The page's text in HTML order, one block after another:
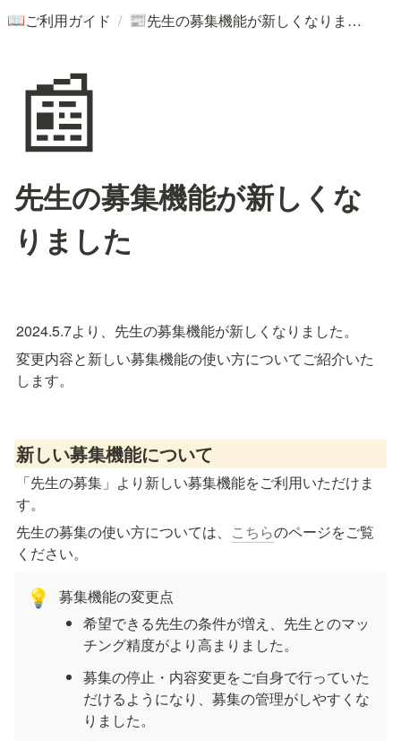
📖ご利用ガイド / 📰 先生の募集機能が新しくなりました
📰
先生の募集機能が新しくな
りました
2024.5.7より、先生の募集機能が新しくなりました。
変更内容と新しい募集機能の使い方についてご紹介いた
します。
新しい募集機能について
「先生の募集」より新しい募集機能をご利用いただけま
す。
先生の募集の使い方については、 こちらのページをご覧
ください。
💡
募集機能の変更点
希望できる先生の条件が増え、先生とのマッ
チング精度がより高まりました。
募集の停止・内容変更をご自身で行っていた
だけるようになり、募集の管理がしやすくな
りました。